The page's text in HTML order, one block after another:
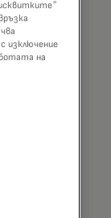
изключение
на